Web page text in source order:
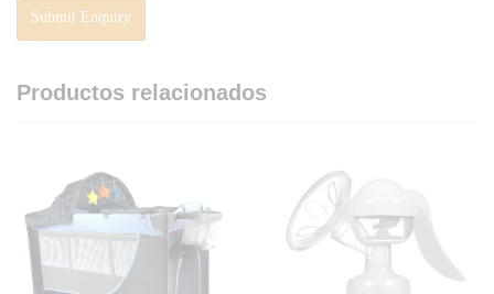
Productos relacionados